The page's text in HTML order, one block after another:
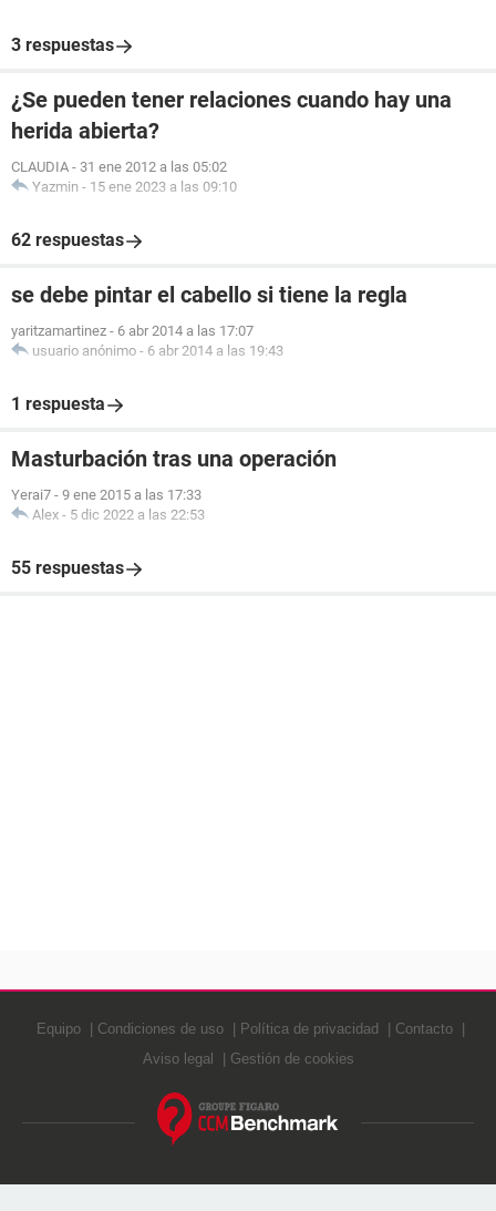
3 respuestas
¿Se pueden tener relaciones cuando hay una
herida abierta?
CLAUDIA - 31 ene 2012 a las 05:02
Yazmin - 15 ene 2023 a las 09:10
62 respuestas
se debe pintar el cabello si tiene la regla
yaritzamartinez - 6 abr 2014 a las 17:07
usuario anónimo - 6 abr 2014 a las 19:43
1 respuesta
Masturbación tras una operación
Yerai7 - 9 ene 2015 a las 17:33
Alex - 5 dic 2022 a las 22:53
55 respuestas
Equipo Condiciones de uso Política de privacidad
Contacto
Aviso legal
Gestión de cookies